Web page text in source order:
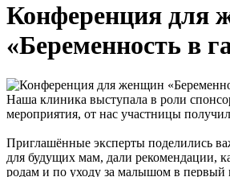
Конференция для
«Беременность в
Наша клиника выступала в роли
мероприятия, от нас участницы
Приглашённые эксперты поделились
для будущих мам, дали рекомендации,
родам и по уходу за малышом в первый